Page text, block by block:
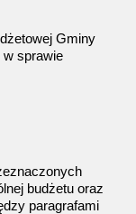
Gminy
w sprawie
budżetu oraz
paragrafami